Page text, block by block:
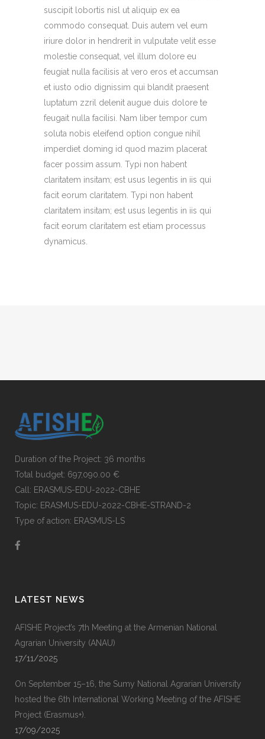
suscipit lobortis nisl ut aliquip ex ea
commodo consequat. Duis autem vel eum
iriure dolor in hendrerit in vulputate velit esse
molestie consequat, vel illum dolore eu
feugiat nulla facilisis at vero eros et accumsan
et iusto odio dignissim qui blandit praesent
luptatum zzril delenit augue duis dolore te
feugait nulla facilisi. Nam liber tempor cum
soluta nobis eleifend option congue nihil
imperdiet doming id quod mazim placerat
facer possim assum. Typi non habent
claritatem insitam; est usus legentis in iis qui
facit eorum claritatem. Typi non habent
claritatem insitam; est usus legentis in iis qui
facit eorum claritatem est etiam processus
dynamicus.
Duration of the Project: 36 months
Total budget: 697,090.00 €
Call: ERASMUS-EDU-2022-CBHE
Topic: ERASMUS-EDU-2022-CBHE-STRAND-2
Type of action: ERASMUS-LS
LATEST NEWS
AFISHE Project’s 7th Meeting at the Armenian National
Agrarian University (ANAU)
17/11/2025
On September 15–16, the Sumy National Agrarian University
hosted the 6th International Working Meeting of the AFISHE
Project (Erasmus+).
17/09/2025